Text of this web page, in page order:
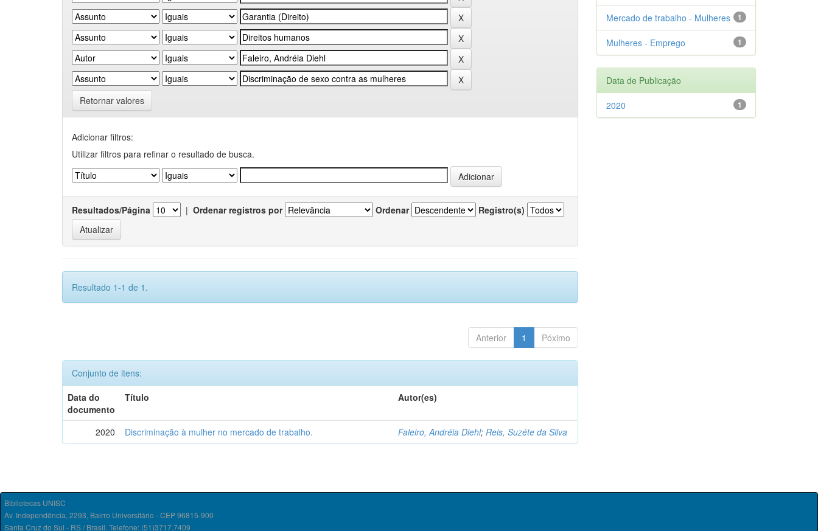
Retornar valores
Adicionar filtros:
Utilizar filtros para refinar o resultado de busca.
Resultados/Página | Ordenar registros por Ordenar Registro(s)
Resultado 1-1 de 1.
Anterior 1 Póximo
Conjunto de itens:
Data do
documento
Título Autor(es)
2020 Discriminação à mulher no mercado de trabalho. Faleiro, Andréia Diehl;Reis, Suzéte da Silva
1
Mercado de trabalho - Mulheres
1
Mulheres - Emprego
Data de Publicação
1
2020
Bibliotecas UNISC
Av. Independência, 2293, Bairro Universitário - CEP 96815-900
Santa Cruz do Sul - RS / Brasil. Telefone: (51)3717.7409